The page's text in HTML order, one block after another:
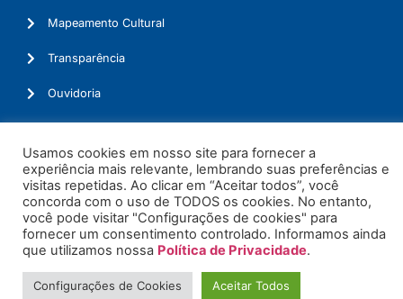
Mapeamento Cultural
Transparência
Ouvidoria
© 2026. Todos os Direitos Reservados.
Usamos cookies em nosso site para fornecer a
experiência mais relevante, lembrando suas preferências e
visitas repetidas. Ao clicar em “Aceitar todos”, você
concorda com o uso de TODOS os cookies. No entanto,
você pode visitar "Configurações de cookies" para
fornecer um consentimento controlado. Informamos ainda
que utilizamos nossa Política de Privacidade.
Configurações de Cookies Aceitar Todos